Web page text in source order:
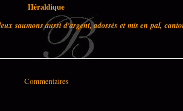
Héraldique
saumons aussi d'argent, adossés et mis en pal,
Commentaires